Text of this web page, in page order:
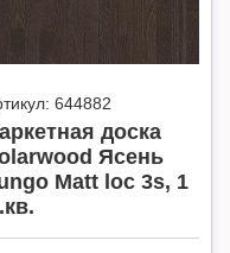
644882
доска
Ясень
Matt loc 3s, 1